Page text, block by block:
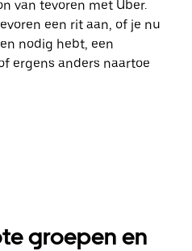
van tevoren met Uber.
een rit aan, of je nu
nodig hebt, een
ergens anders naartoe
groepen en